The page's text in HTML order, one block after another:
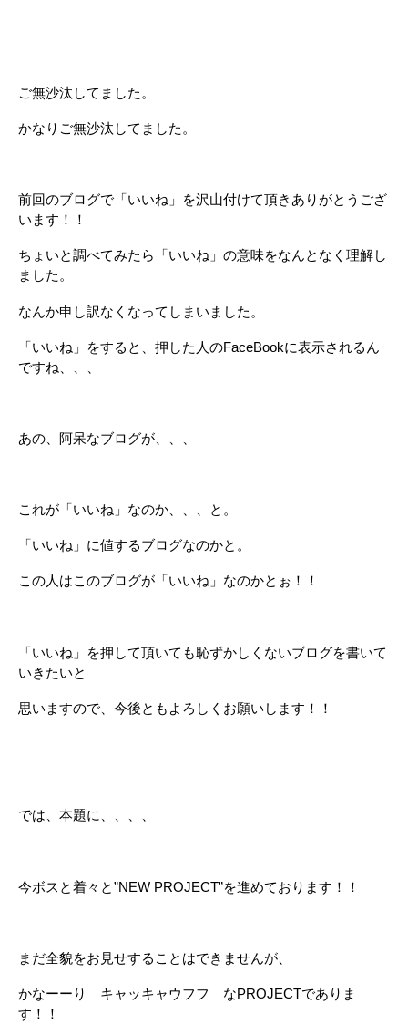
ご無沙汰してました。
かなりご無沙汰してました。
前回のブログで「いいね」を沢山付けて頂きありがとうござ
います！！
ちょいと調べてみたら「いいね」の意味をなんとなく理解し
ました。
なんか申し訳なくなってしまいました。
「いいね」をすると、押した人のFaceBookに表示されるん
ですね、、、
あの、阿呆なブログが、、、
これが「いいね」なのか、、、と。
「いいね」に値するブログなのかと。
この人はこのブログが「いいね」なのかとぉ！！
「いいね」を押して頂いても恥ずかしくないブログを書いて
いきたいと
思いますので、今後ともよろしくお願いします！！
では、本題に、、、、
今ボスと着々と”NEW PROJECT”を進めております！！
まだ全貌をお見せすることはできませんが、
かなーーり キャッキャウフフ なPROJECTでありま
す！！